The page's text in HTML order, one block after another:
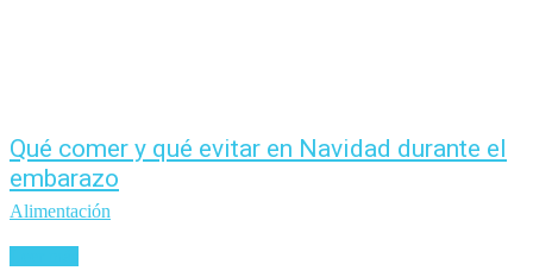
Qué comer y qué evitar en Navidad durante el
embarazo
Alimentación